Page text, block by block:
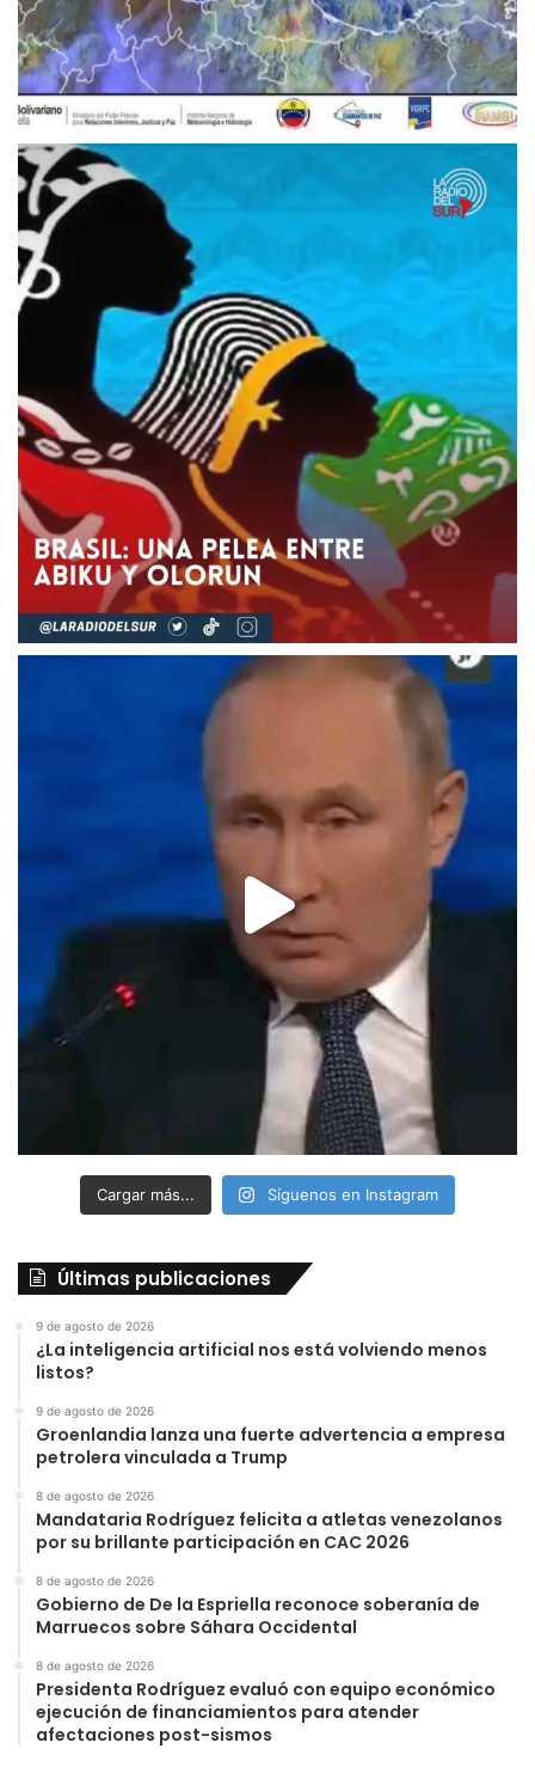
Cargar más... Síguenos en Instagram
Últimas publicaciones
9 de agosto de 2026
¿La inteligencia artificial nos está volviendo menos
listos?
9 de agosto de 2026
Groenlandia lanza una fuerte advertencia a empresa
petrolera vinculada a Trump
8 de agosto de 2026
Mandataria Rodríguez felicita a atletas venezolanos
por su brillante participación en CAC 2026
8 de agosto de 2026
Gobierno de De la Espriella reconoce soberanía de
Marruecos sobre Sáhara Occidental
8 de agosto de 2026
Presidenta Rodríguez evaluó con equipo económico
ejecución de financiamientos para atender
afectaciones post-sismos